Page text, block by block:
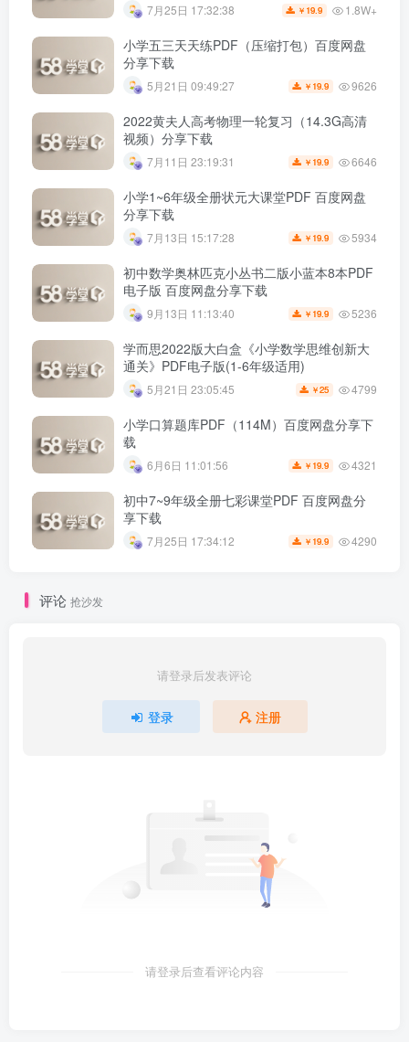
7月25日 17:32:38 ￥ 19.9 1.8W+
小学五三天天练PDF（压缩打包）百度网盘
分享下载
5月21日 09:49:27 ￥ 19.9 9626
2022黄夫人高考物理一轮复习（14.3G高清
视频）分享下载
7月11日 23:19:31 ￥ 19.9 6646
小学1~6年级全册状元大课堂PDF 百度网盘
分享下载
7月13日 15:17:28 ￥ 19.9 5934
初中数学奥林匹克小丛书二版小蓝本8本PDF
电子版 百度网盘分享下载
9月13日 11:13:40 ￥ 19.9 5236
学而思2022版大白盒《小学数学思维创新大
通关》PDF电子版(1-6年级适用)
5月21日 23:05:45 ￥25 4799
小学口算题库PDF（114M）百度网盘分享下
载
6月6日 11:01:56 ￥ 19.9 4321
初中7~9年级全册七彩课堂PDF 百度网盘分
享下载
7月25日 17:34:12 ￥ 19.9 4290
评论 抢沙发
请登录后发表评论
登录 注册
请登录后查看评论内容